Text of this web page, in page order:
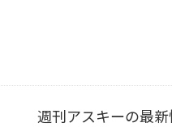
週刊アスキーの最